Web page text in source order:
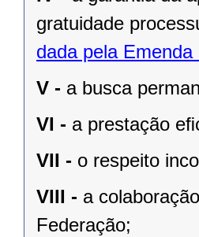
gratuidade
dada pela
V - a busca
VI - a prestação
VII - o respeito
VIII - a
Federação;